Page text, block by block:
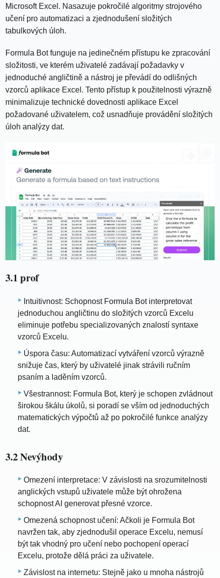
Microsoft Excel. Nasazuje pokročilé algoritmy strojového
učení pro automatizaci a zjednodušení složitých
tabulkových úloh.
Formula Bot funguje na jedinečném přístupu ke zpracování
složitosti, ve kterém uživatelé zadávají požadavky v
jednoduché angličtině a nástroj je převádí do odlišných
vzorců aplikace Excel. Tento přístup k použitelnosti výrazně
minimalizuje technické dovednosti aplikace Excel
požadované uživatelem, což usnadňuje provádění složitých
úloh analýzy dat.
3.1 prof
Intuitivnost: Schopnost Formula Bot interpretovat
jednoduchou angličtinu do složitých vzorců Excelu
eliminuje potřebu specializovaných znalostí syntaxe
vzorců Excelu.
Úspora času: Automatizací vytváření vzorců výrazně
snižuje čas, který by uživatelé jinak strávili ručním
psaním a laděním vzorců.
Všestrannost: Formula Bot, který je schopen zvládnout
širokou škálu úkolů, si poradí se vším od jednoduchých
matematických výpočtů až po pokročilé funkce analýzy
dat.
3.2 Nevýhody
Omezení interpretace: V závislosti na srozumitelnosti
anglických vstupů uživatele může být ohrožena
schopnost AI generovat přesné vzorce.
Omezená schopnost učení: Ačkoli je Formula Bot
navržen tak, aby zjednodušil operace Excelu, nemusí
být tak vhodný pro učení nebo pochopení operací
Excelu, protože dělá práci za uživatele.
Závislost na internetu: Stejně jako u mnoha nástrojů